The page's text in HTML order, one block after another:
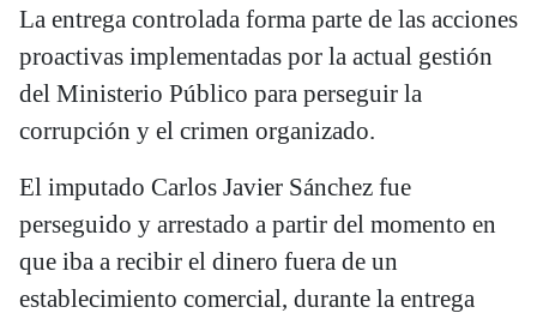
La entrega controlada forma parte de las acciones
proactivas implementadas por la actual gestión
del Ministerio Público para perseguir la
corrupción y el crimen organizado.
El imputado Carlos Javier Sánchez fue
perseguido y arrestado a partir del momento en
que iba a recibir el dinero fuera de un
establecimiento comercial, durante la entrega